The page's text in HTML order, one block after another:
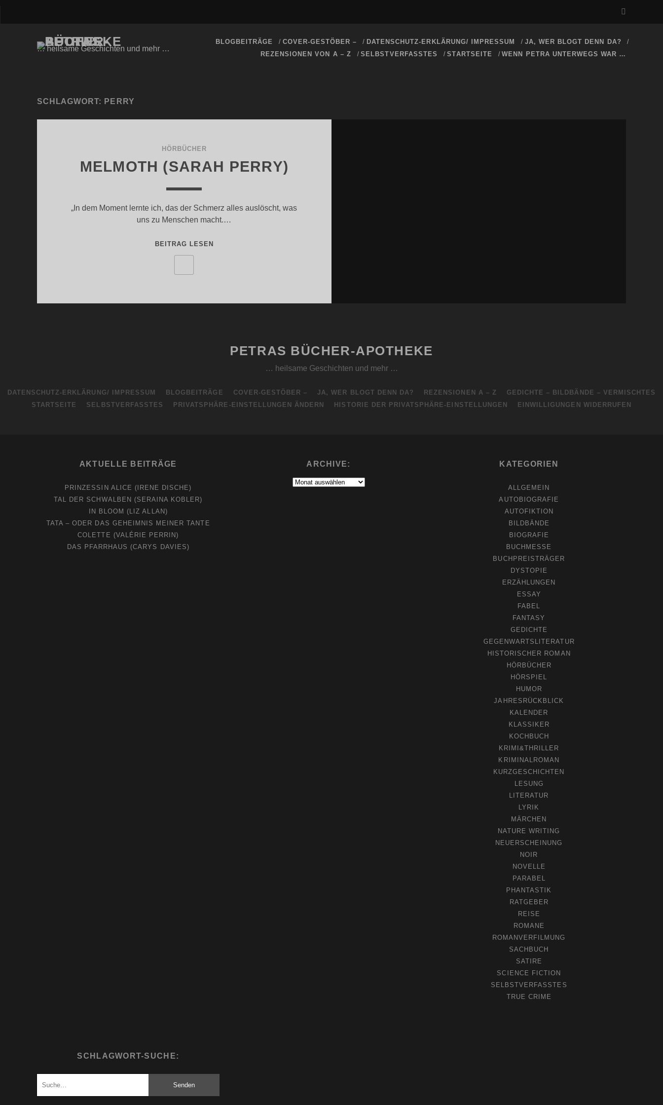
… heilsame Geschichten und mehr …
BLOGBEITRÄGE COVER-GESTÖBER – DATENSCHUTZ-ERKLÄRUNG/ IMPRESSUM
JA, WER BLOGT DENN DA?
REZENSIONEN VON A – Z
SELBSTVERFASSTES STARTSEITE WENN PETRA UNTERWEGS WAR …
SCHLAGWORT: PERRY
HÖRBÜCHER
MELMOTH (SARAH PERRY)
„In dem Moment lernte ich, das der Schmerz alles auslöscht, was
uns zu Menschen macht.…
BEITRAG LESEN
PETRAS BÜCHER-APOTHEKE
… heilsame Geschichten und mehr …
DATENSCHUTZ-ERKLÄRUNG/ IMPRESSUM BLOGBEITRÄGE COVER-GESTÖBER – JA, WER BLOGT DENN DA? REZENSIONEN A – Z
GEDICHTE – BILDBÄNDE – VERMISCHTES
STARTSEITE
SELBSTVERFASSTES PRIVATSPHÄRE-EINSTELLUNGEN ÄNDERN HISTORIE DER PRIVATSPHÄRE-EINSTELLUNGEN EINWILLIGUNGEN WIDERRUFEN
AKTUELLE BEITRÄGE
PRINZESSIN ALICE (IRENE DISCHE)
TAL DER SCHWALBEN (SERAINA KOBLER)
IN BLOOM (LIZ ALLAN)
TATA – ODER DAS GEHEIMNIS MEINER TANTE
COLETTE (VALÉRIE PERRIN)
DAS PFARRHAUS (CARYS DAVIES)
ARCHIVE:
Archive:
KATEGORIEN
ALLGEMEIN
AUTOBIOGRAFIE
AUTOFIKTION
BILDBÄNDE
BIOGRAFIE
BUCHMESSE
BUCHPREISTRÄGER
DYSTOPIE
ERZÄHLUNGEN
ESSAY
FABEL
FANTASY
GEDICHTE
GEGENWARTSLITERATUR
HISTORISCHER ROMAN
HÖRBÜCHER
HÖRSPIEL
HUMOR
JAHRESRÜCKBLICK
KALENDER
KLASSIKER
KOCHBUCH
KRIMI&THRILLER
KRIMINALROMAN
KURZGESCHICHTEN
LESUNG
LITERATUR
LYRIK
MÄRCHEN
NATURE WRITING
NEUERSCHEINUNG
NOIR
NOVELLE
PARABEL
PHANTASTIK
RATGEBER
REISE
ROMANE
ROMANVERFILMUNG
SACHBUCH
SATIRE
SCIENCE FICTION
SELBSTVERFASSTES
TRUE CRIME
SCHLAGWORT-SUCHE: